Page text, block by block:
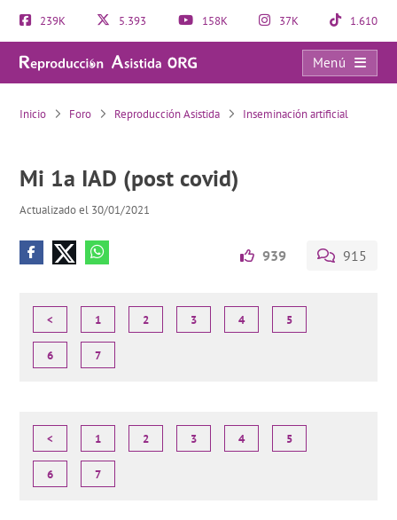
239K 5.393 158K 37K 1.610
Menú
Mi 1a IAD (post covid)
Inicio Foro Reproducción Asistida Inseminación artificial
Mi 1a IAD (post covid)
Actualizado el 30/01/2021
939 915
< 1 2 3 4 5
6 7
< 1 2 3 4 5
6 7